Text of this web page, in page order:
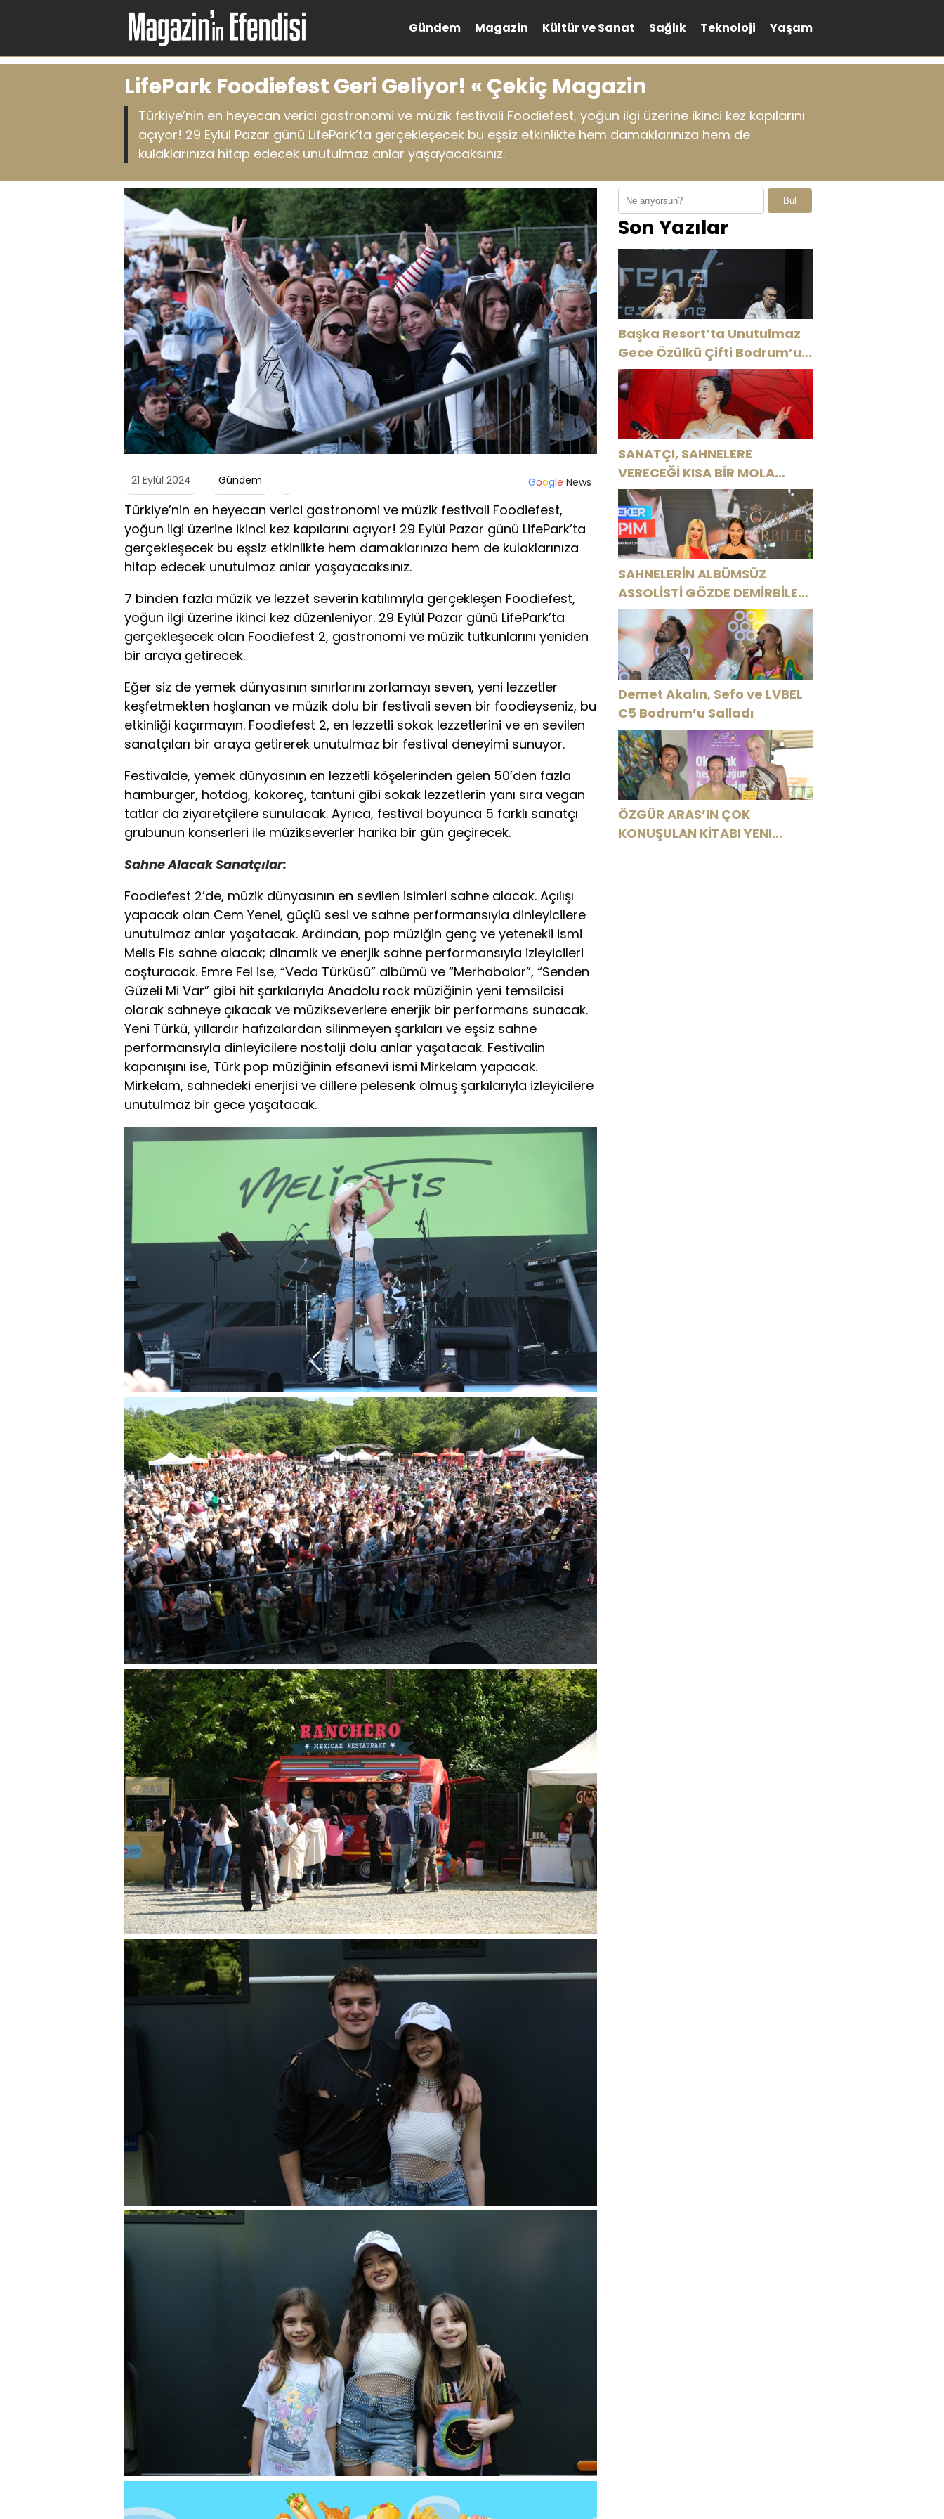
Gündem Magazin Kültür ve Sanat Sağlık Teknoloji Yaşam
LifePark Foodiefest Geri Geliyor! « Çekiç Magazin
Türkiye’nin en heyecan verici gastronomi ve müzik festivali Foodiefest, yoğun ilgi üzerine ikinci kez kapılarını
açıyor! 29 Eylül Pazar günü LifePark’ta gerçekleşecek bu eşsiz etkinlikte hem damaklarınıza hem de
kulaklarınıza hitap edecek unutulmaz anlar yaşayacaksınız.
21 Eylül 2024 Gündem Google News
Türkiye’nin en heyecan verici gastronomi ve müzik festivali Foodiefest,
yoğun ilgi üzerine ikinci kez kapılarını açıyor! 29 Eylül Pazar günü LifePark’ta
gerçekleşecek bu eşsiz etkinlikte hem damaklarınıza hem de kulaklarınıza
hitap edecek unutulmaz anlar yaşayacaksınız.
7 binden fazla müzik ve lezzet severin katılımıyla gerçekleşen Foodiefest,
yoğun ilgi üzerine ikinci kez düzenleniyor. 29 Eylül Pazar günü LifePark’ta
gerçekleşecek olan Foodiefest 2, gastronomi ve müzik tutkunlarını yeniden
bir araya getirecek.
Eğer siz de yemek dünyasının sınırlarını zorlamayı seven, yeni lezzetler
keşfetmekten hoşlanan ve müzik dolu bir festivali seven bir foodieyseniz, bu
etkinliği kaçırmayın. Foodiefest 2, en lezzetli sokak lezzetlerini ve en sevilen
sanatçıları bir araya getirerek unutulmaz bir festival deneyimi sunuyor.
Festivalde, yemek dünyasının en lezzetli köşelerinden gelen 50’den fazla
hamburger, hotdog, kokoreç, tantuni gibi sokak lezzetlerin yanı sıra vegan
tatlar da ziyaretçilere sunulacak. Ayrıca, festival boyunca 5 farklı sanatçı
grubunun konserleri ile müzikseverler harika bir gün geçirecek.
Sahne Alacak Sanatçılar:
Foodiefest 2’de, müzik dünyasının en sevilen isimleri sahne alacak. Açılışı
yapacak olan Cem Yenel, güçlü sesi ve sahne performansıyla dinleyicilere
unutulmaz anlar yaşatacak. Ardından, pop müziğin genç ve yetenekli ismi
Melis Fis sahne alacak; dinamik ve enerjik sahne performansıyla izleyicileri
coşturacak. Emre Fel ise, “Veda Türküsü” albümü ve “Merhabalar”, “Senden
Güzeli Mi Var” gibi hit şarkılarıyla Anadolu rock müziğinin yeni temsilcisi
olarak sahneye çıkacak ve müzikseverlere enerjik bir performans sunacak.
Yeni Türkü, yıllardır hafızalardan silinmeyen şarkıları ve eşsiz sahne
performansıyla dinleyicilere nostalji dolu anlar yaşatacak. Festivalin
kapanışını ise, Türk pop müziğinin efsanevi ismi Mirkelam yapacak.
Mirkelam, sahnedeki enerjisi ve dillere pelesenk olmuş şarkılarıyla izleyicilere
unutulmaz bir gece yaşatacak.
Bul
Son Yazılar
Başka Resort’ta Unutulmaz
Gece Özülkü Çifti Bodrum’u
Büyüledi
SANATÇI, SAHNELERE
VERECEĞİ KISA BİR MOLA
ÖNCESİ 13 AĞUSTOS’TA SON
KEZ HARBİYE’DE OLACAK!
SAHNELERİN ALBÜMSÜZ
ASSOLİSTİ GÖZDE DEMİRBİLEK,
NR1 MAGAZİN’DE: “SON
ASSOLİST OLARAK VAR
OLACAĞIM!”
Demet Akalın, Sefo ve LVBEL
C5 Bodrum’u Salladı
ÖZGÜR ARAS’IN ÇOK
KONUŞULAN KİTABI YENI